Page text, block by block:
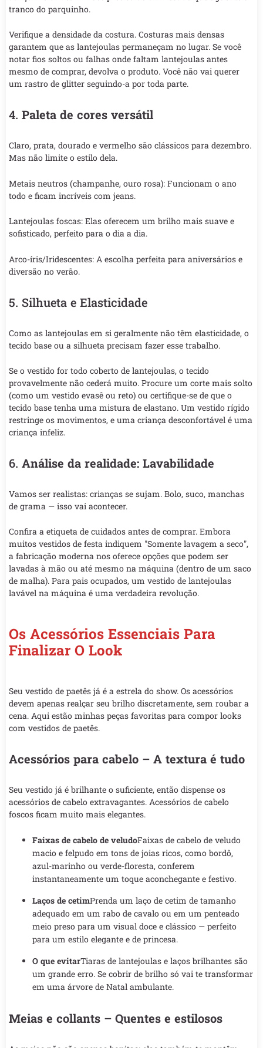
tranco do parquinho.
Verifique a densidade da costura. Costuras mais densas
garantem que as lantejoulas permaneçam no lugar. Se você
notar fios soltos ou falhas onde faltam lantejoulas antes
mesmo de comprar, devolva o produto. Você não vai querer
um rastro de glitter seguindo-a por toda parte.
4. Paleta de cores versátil
Claro, prata, dourado e vermelho são clássicos para dezembro.
Mas não limite o estilo dela.
Metais neutros (champanhe, ouro rosa): Funcionam o ano
todo e ficam incríveis com jeans.
Lantejoulas foscas: Elas oferecem um brilho mais suave e
sofisticado, perfeito para o dia a dia.
Arco-íris/Iridescentes: A escolha perfeita para aniversários e
diversão no verão.
5. Silhueta e Elasticidade
Como as lantejoulas em si geralmente não têm elasticidade, o
tecido base ou a silhueta precisam fazer esse trabalho.
Se o vestido for todo coberto de lantejoulas, o tecido
provavelmente não cederá muito. Procure um corte mais solto
(como um vestido evasê ou reto) ou certifique-se de que o
tecido base tenha uma mistura de elastano. Um vestido rígido
restringe os movimentos, e uma criança desconfortável é uma
criança infeliz.
6. Análise da realidade: Lavabilidade
Vamos ser realistas: crianças se sujam. Bolo, suco, manchas
de grama — isso vai acontecer.
Confira a etiqueta de cuidados antes de comprar. Embora
muitos vestidos de festa indiquem "Somente lavagem a seco",
a fabricação moderna nos oferece opções que podem ser
lavadas à mão ou até mesmo na máquina (dentro de um saco
de malha). Para pais ocupados, um vestido de lantejoulas
lavável na máquina é uma verdadeira revolução.
Os Acessórios Essenciais Para
Finalizar O Look
Seu vestido de paetês já é a estrela do show. Os acessórios
devem apenas realçar seu brilho discretamente, sem roubar a
cena. Aqui estão minhas peças favoritas para compor looks
com vestidos de paetês.
Acessórios para cabelo – A textura é tudo
Seu vestido já é brilhante o suficiente, então dispense os
acessórios de cabelo extravagantes. Acessórios de cabelo
foscos ficam muito mais elegantes.
Faixas de cabelo de veludoFaixas de cabelo de veludo
macio e felpudo em tons de joias ricos, como bordô,
azul-marinho ou verde-floresta, conferem
instantaneamente um toque aconchegante e festivo.
Laços de cetimPrenda um laço de cetim de tamanho
adequado em um rabo de cavalo ou em um penteado
meio preso para um visual doce e clássico — perfeito
para um estilo elegante e de princesa.
O que evitarTiaras de lantejoulas e laços brilhantes são
um grande erro. Se cobrir de brilho só vai te transformar
em uma árvore de Natal ambulante.
Meias e collants – Quentes e estilosos